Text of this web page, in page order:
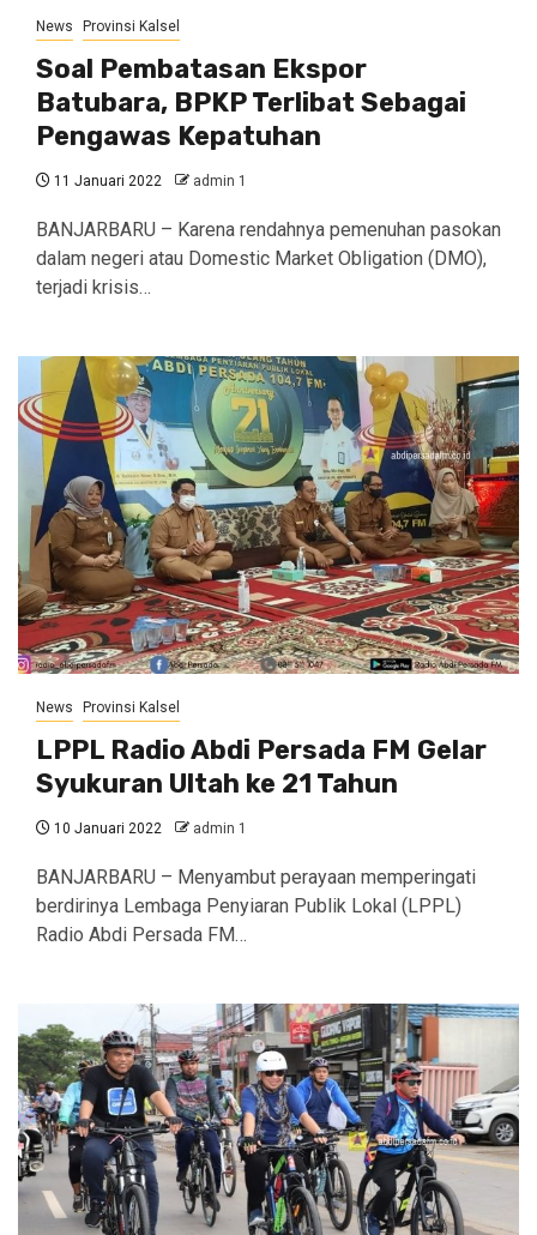
News Provinsi Kalsel
Soal Pembatasan Ekspor
Batubara, BPKP Terlibat Sebagai
Pengawas Kepatuhan
11 Januari 2022 admin 1
BANJARBARU – Karena rendahnya pemenuhan pasokan
dalam negeri atau Domestic Market Obligation (DMO),
terjadi krisis…
News Provinsi Kalsel
LPPL Radio Abdi Persada FM Gelar
Syukuran Ultah ke 21 Tahun
10 Januari 2022 admin 1
BANJARBARU – Menyambut perayaan memperingati
berdirinya Lembaga Penyiaran Publik Lokal (LPPL)
Radio Abdi Persada FM…